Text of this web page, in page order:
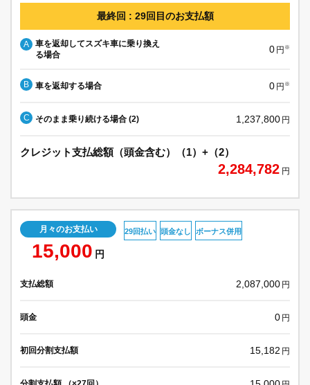
最終回 : 29回目のお支払額
A
車を返却してスズキ車に乗り換え
る場合
0 円 ※
B 車を返却する場合 0 円 ※
C そのまま乗り続ける場合 (2) 1,237,800 円
クレジット支払総額（頭金含む）（1）+（2）
2,284,782 円
月々のお支払い
15,000 円
29回払い 頭金なし ボーナス併用
支払総額 2,087,000 円
頭金 0 円
初回分割支払額 15,182 円